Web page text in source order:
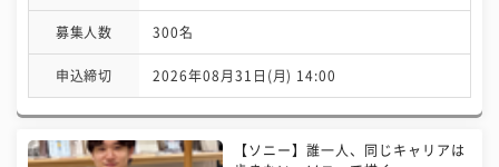
募集人数 300名
申込締切 2026年08月31日(月) 14:00
【ソニー】誰一人、同じキャリアは